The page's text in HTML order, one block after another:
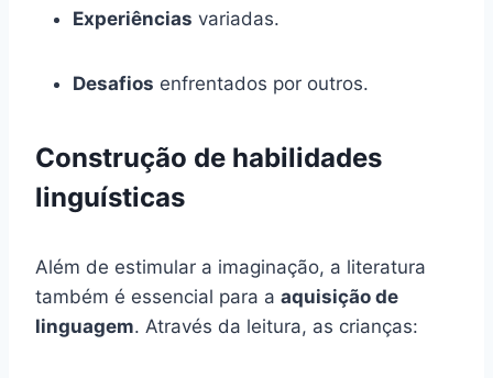
Experiências variadas.
Desafios enfrentados por outros.
Construção de habilidades
linguísticas
Além de estimular a imaginação, a literatura
também é essencial para a aquisição de
linguagem. Através da leitura, as crianças: